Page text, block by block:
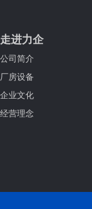
走进力企
公司简介
厂房设备
企业文化
经营理念